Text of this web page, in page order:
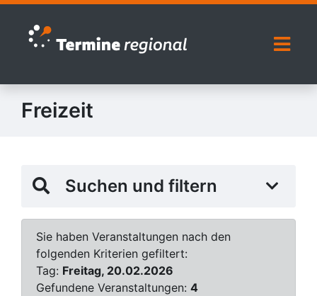
Zur Navigation springen
Zum Inhalt springen
Freizeit
Suchen und filtern
Sie haben Veranstaltungen nach den
folgenden Kriterien gefiltert:
Tag: Freitag, 20.02.2026
Gefundene Veranstaltungen: 4